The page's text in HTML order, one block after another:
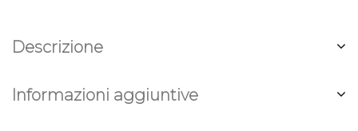
Descrizione
Informazioni aggiuntive